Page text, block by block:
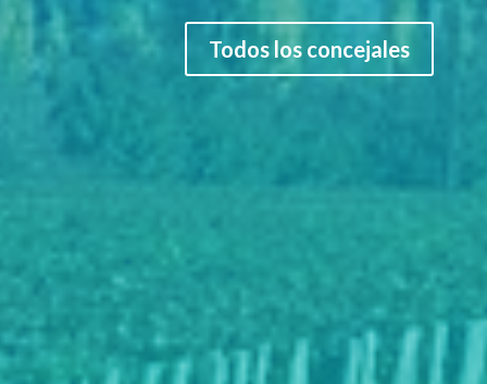
Todos los concejales